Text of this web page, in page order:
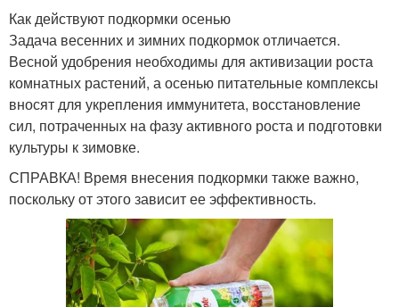
Как действуют подкормки осенью
Задача весенних и зимних подкормок отличается.
Весной удобрения необходимы для активизации роста
комнатных растений, а осенью питательные комплексы
вносят для укрепления иммунитета, восстановление
сил, потраченных на фазу активного роста и подготовки
культуры к зимовке.
СПРАВКА! Время внесения подкормки также важно,
поскольку от этого зависит ее эффективность.